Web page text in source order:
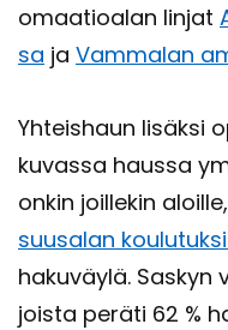
o­maa­tio­alan lin­jat
sa ja Vam­ma­lan
Yh­teis­haun li­säk­si
ku­vas­sa haus­sa
onkin joil­le­kin
suusa­lan
ha­ku­väy­lä.
jois­ta pe­rä­ti 62 %